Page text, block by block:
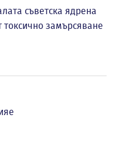
съветска ядрена
токсично замърсяване